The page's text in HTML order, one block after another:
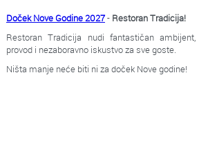
Doček Nove Godine 2027- Restoran Tradicija!
Restoran Tradicija nudi fantastičan
provod i nezaboravno iskustvo za sve goste.
Ništa manje neće biti ni za doček Nove godine!